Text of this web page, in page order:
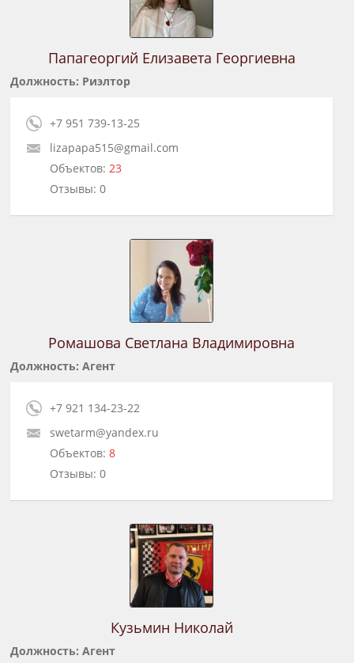
Папагеоргий Елизавета Георгиевна
Должность: Риэлтор
+7 951 739-13-25
lizapapa515@gmail.com
Объектов:23
Отзывы: 0
Ромашова Светлана Владимировна
Должность: Агент
+7 921 134-23-22
swetarm@yandex.ru
Объектов:8
Отзывы: 0
Кузьмин Николай
Должность: Агент